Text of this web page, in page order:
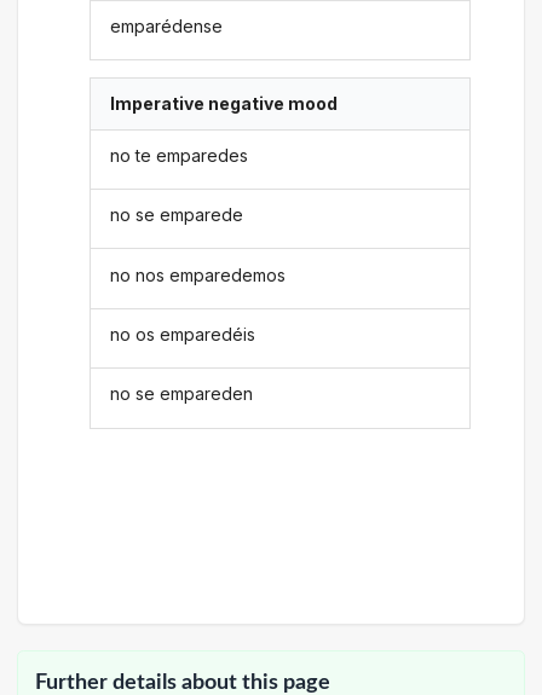
emparédense
Imperative negative mood
no te emparedes
no se emparede
no nos emparedemos
no os emparedéis
no se empareden
Further details about this page